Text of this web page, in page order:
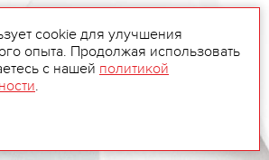
cookie для улучшения
опыта. Продолжая использовать
с нашей политикой
.